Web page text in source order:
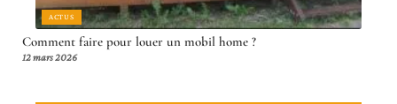
ACTUS
Comment faire pour louer un mobil home ?
12 mars 2026